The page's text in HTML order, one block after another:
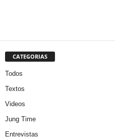
CATEGORIAS
Todos
Textos
Videos
Jung Time
Entrevistas